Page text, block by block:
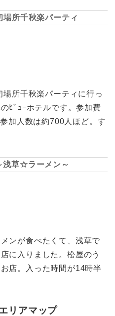
所千秋楽パーティ
所千秋楽パーティに行っ
ﾋﾞｭｰホテルです。参加費
加人数は約700人ほど。す
草☆ラーメン～
ンが食べたくて、浅草で
に入りました。松屋のう
店。入った時間が14時半
リアマップ